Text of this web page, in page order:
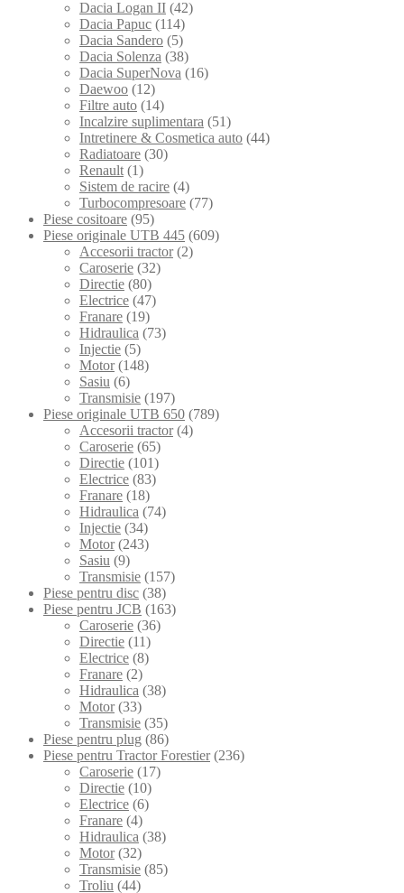
Dacia Logan II (42)
Dacia Papuc (114)
Dacia Sandero (5)
Dacia Solenza (38)
Dacia SuperNova (16)
Daewoo (12)
Filtre auto (14)
Incalzire suplimentara (51)
Intretinere & Cosmetica auto (44)
Radiatoare (30)
Renault (1)
Sistem de racire (4)
Turbocompresoare (77)
Piese cositoare (95)
Piese originale UTB 445 (609)
Accesorii tractor (2)
Caroserie (32)
Directie (80)
Electrice (47)
Franare (19)
Hidraulica (73)
Injectie (5)
Motor (148)
Sasiu (6)
Transmisie (197)
Piese originale UTB 650 (789)
Accesorii tractor (4)
Caroserie (65)
Directie (101)
Electrice (83)
Franare (18)
Hidraulica (74)
Injectie (34)
Motor (243)
Sasiu (9)
Transmisie (157)
Piese pentru disc (38)
Piese pentru JCB (163)
Caroserie (36)
Directie (11)
Electrice (8)
Franare (2)
Hidraulica (38)
Motor (33)
Transmisie (35)
Piese pentru plug (86)
Piese pentru Tractor Forestier (236)
Caroserie (17)
Directie (10)
Electrice (6)
Franare (4)
Hidraulica (38)
Motor (32)
Transmisie (85)
Troliu (44)